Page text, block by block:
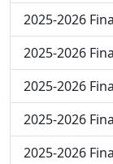
2025-2026
2025-2026
2025-2026
2025-2026
2025-2026